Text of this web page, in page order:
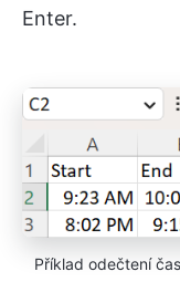
Enter.
Příklad odečtení